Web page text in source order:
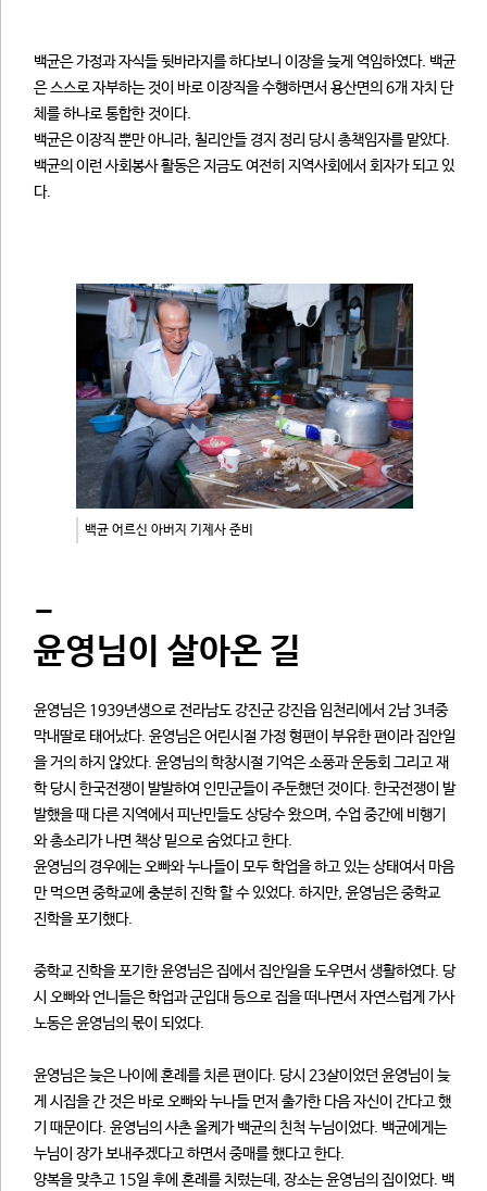
백균은 가정과 자식들 뒷바라지를 하다보니 이장을 늦게 역임하였다. 백균
은 스스로 자부하는 것이 바로 이장직을 수행하면서 용산면의 6개 자치 단
체를 하나로 통합한 것이다.
백균은 이장직 뿐만 아니라, 칠리안들 경지 정리 당시 총책임자를 맡았다.
백균의 이런 사회봉사 활동은 지금도 여전히 지역사회에서 회자가 되고 있
다.
백균 어르신 아버지 기제사 준비
-
윤영님이 살아온 길
윤영님은 1939년생으로 전라남도 강진군 강진읍 임천리에서 2남 3녀중
막내딸로 태어났다. 윤영님은 어린시절 가정 형편이 부유한 편이라 집안일
을 거의 하지 않았다. 윤영님의 학창시절 기억은 소풍과 운동회 그리고 재
학 당시 한국전쟁이 발발하여 인민군들이 주둔했던 것이다. 한국전쟁이 발
발했을 때 다른 지역에서 피난민들도 상당수 왔으며, 수업 중간에 비행기
와 총소리가 나면 책상 밑으로 숨었다고 한다.
윤영님의 경우에는 오빠와 누나들이 모두 학업을 하고 있는 상태여서 마음
만 먹으면 중학교에 충분히 진학 할 수 있었다. 하지만, 윤영님은 중학교
진학을 포기했다.
중학교 진학을 포기한 윤영님은 집에서 집안일을 도우면서 생활하였다. 당
시 오빠와 언니들은 학업과 군입대 등으로 집을 떠나면서 자연스럽게 가사
노동은 윤영님의 몫이 되었다.
윤영님은 늦은 나이에 혼례를 치른 편이다. 당시 23살이었던 윤영님이 늦
게 시집을 간 것은 바로 오빠와 누나들 먼저 출가한 다음 자신이 간다고 했
기 때문이다. 윤영님의 사촌 올케가 백균의 친척 누님이었다. 백균에게는
누님이 장가 보내주겠다고 하면서 중매를 했다고 한다.
양복을 맞추고 15일 후에 혼례를 치렀는데, 장소는 윤영님의 집이었다. 백